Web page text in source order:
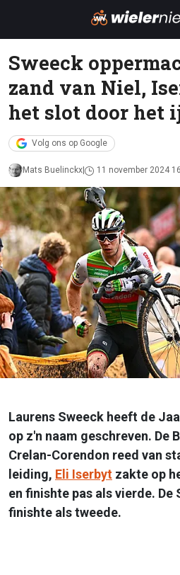
Sweeck
zand van Niel,
het slot door het
Volg ons op Google
Mats Buelinckx 11 november 2024
Laurens Sweeck heeft de
op z'n naam geschreven. De
Crelan-Corendon reed van
leiding, Eli Iserbyt zakte op
en finishte pas als vierde. De
finishte als tweede.